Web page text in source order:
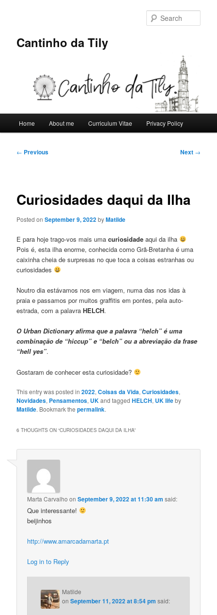
Cantinho da Tily
Home About me Curriculum Vitae Privacy Policy
Post
← Previous Next →
Curiosidades daqui da Ilha
Posted onSeptember 9, 2022byMatilde
E para hoje trago-vos mais umacuriosidade aqui da ilha
Pois é, esta ilha enorme, conhecida como Grã-Bretanha é uma
caixinha cheia de surpresas no que toca a coisas estranhas ou
curiosidades
Noutro dia estávamos nos em viagem, numa das nos idas à
praia e passamos por muitos graffitis em pontes, pela auto-
estrada, com a palavraHELCH.
O Urban Dictionary afirma que a palavra “helch” é uma
combinação de “hiccup” e “belch” ou a abreviação da frase
“hell yes”.
Gostaram de conhecer esta curiosidade?
This entry was posted in2022,Coisas da Vida,Curiosidades,
Novidades, Pensamentos, UKand taggedHELCH, UK lifeby
Matilde. Bookmark thepermalink.
6 THOUGHTS ON “CURIOSIDADES DAQUI DA ILHA”
Marta Carvalho onSeptember 9, 2022 at 11:30 am said:
Que interessante!
beijinhos
http://www.amarcadamarta.pt
Log in to Reply
Matilde
onSeptember 11, 2022 at 8:54 pm said: